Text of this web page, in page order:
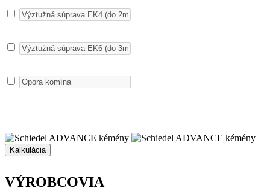
Kalkulácia
VÝROBCOVIA